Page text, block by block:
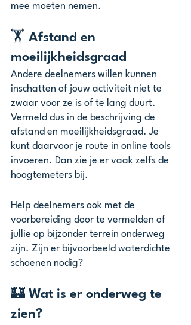
mee moeten nemen.
🏋️ Afstand en
moeilijkheidsgraad
Andere deelnemers willen kunnen
inschatten of jouw activiteit niet te
zwaar voor ze is of te lang duurt.
Vermeld dus in de beschrijving de
afstand en moeilijkheidsgraad. Je
kunt daarvoor je route in online tools
invoeren. Dan zie je er vaak zelfs de
hoogtemeters bij.
Help deelnemers ook met de
voorbereiding door te vermelden of
jullie op bijzonder terrein onderweg
zijn. Zijn er bijvoorbeeld waterdichte
schoenen nodig?
🏰 Wat is er onderweg te
zien?